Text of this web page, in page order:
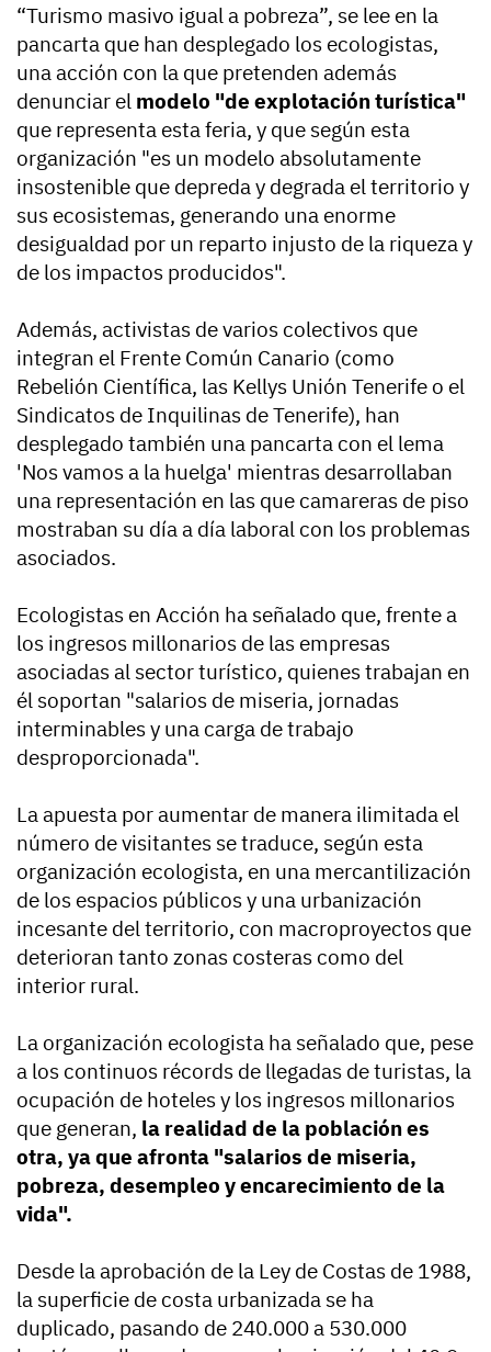
“Turismo masivo igual a pobreza”, se lee en la
pancarta que han desplegado los ecologistas,
una acción con la que pretenden además
denunciar el modelo "de explotación turística"
que representa esta feria, y que según esta
organización "es un modelo absolutamente
insostenible que depreda y degrada el territorio y
sus ecosistemas, generando una enorme
desigualdad por un reparto injusto de la riqueza y
de los impactos producidos".
Además, activistas de varios colectivos que
integran el Frente Común Canario (como
Rebelión Científica, las Kellys Unión Tenerife o el
Sindicatos de Inquilinas de Tenerife), han
desplegado también una pancarta con el lema
'Nos vamos a la huelga' mientras desarrollaban
una representación en las que camareras de piso
mostraban su día a día laboral con los problemas
asociados.
Ecologistas en Acción ha señalado que, frente a
los ingresos millonarios de las empresas
asociadas al sector turístico, quienes trabajan en
él soportan "salarios de miseria, jornadas
interminables y una carga de trabajo
desproporcionada".
La apuesta por aumentar de manera ilimitada el
número de visitantes se traduce, según esta
organización ecologista, en una mercantilización
de los espacios públicos y una urbanización
incesante del territorio, con macroproyectos que
deterioran tanto zonas costeras como del
interior rural.
La organización ecologista ha señalado que, pese
a los continuos récords de llegadas de turistas, la
ocupación de hoteles y los ingresos millonarios
que generan, la realidad de la población es
otra, ya que afronta "salarios de miseria,
pobreza, desempleo y encarecimiento de la
vida".
Desde la aprobación de la Ley de Costas de 1988,
la superficie de costa urbanizada se ha
duplicado, pasando de 240.000 a 530.000